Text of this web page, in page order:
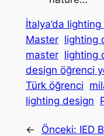
İtalya’da
Master lighting
master lighting
design öğrenci
Türk öğrenci
lighting design
← Önceki: IED